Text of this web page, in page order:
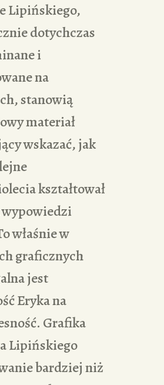
Lipińskiego,
dotychczas
i
na
stanowią
materiał
wskazać, jak
kształtował
właśnie w
graficznych
jest
Eryka na
Grafika
Lipińskiego
bardziej niż